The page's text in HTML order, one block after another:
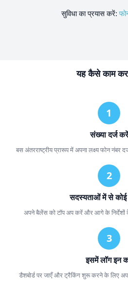
सुविधा का प्रयास करें:
यह कैसे काम
संख्या दर्ज करें
बस अंतरराष्ट्रीय प्रारूप में अपना लक्ष्य फोन
सदस्यताओं में से
अपने बैलेंस को टॉप अप करें और आगे के
इसमें लॉग इन
डैशबोर्ड पर जाएँ और ट्रैकिंग शुरू करने के लिए